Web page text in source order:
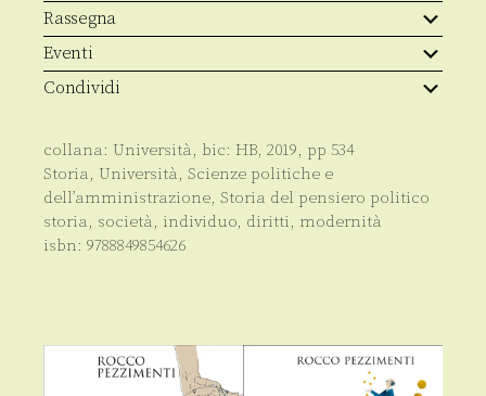
Rassegna
Eventi
Condividi
collana: Università, bic: HB, 2019, pp 534
Storia, Università, Scienze politiche e
dell’amministrazione, Storia del pensiero politico
storia, società, individuo, diritti, modernità
isbn: 9788849854626